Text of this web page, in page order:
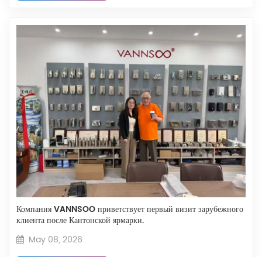
Компания VANNSOO приветствует первый визит зарубежного
клиента после Кантонской ярмарки.
May 08, 2026